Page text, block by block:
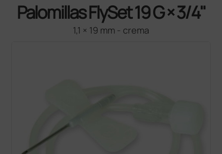
Palomillas FlySet 19 G × 3/4"
1,1 × 19 mm - crema